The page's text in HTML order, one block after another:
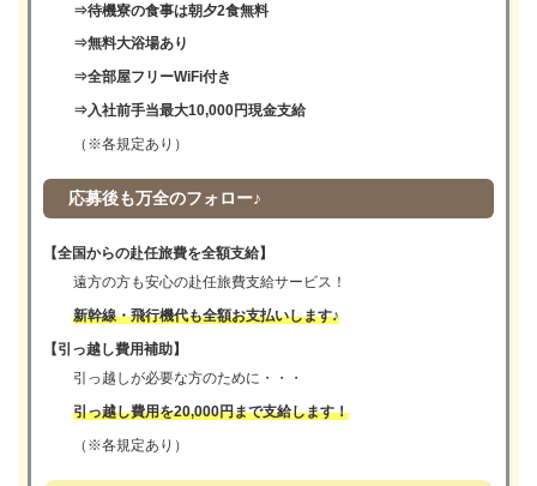
⇒待機寮の食事は朝夕2食無料
⇒無料大浴場あり
⇒全部屋フリーWiFi付き
⇒入社前手当最大10,000円現金支給
（※各規定あり）
応募後も万全のフォロー♪
【全国からの赴任旅費を全額支給】
遠方の方も安心の赴任旅費支給サービス！
新幹線・飛行機代も全額お支払いします♪
【引っ越し費用補助】
引っ越しが必要な方のために・・・
引っ越し費用を20,000円まで支給します！
（※各規定あり）